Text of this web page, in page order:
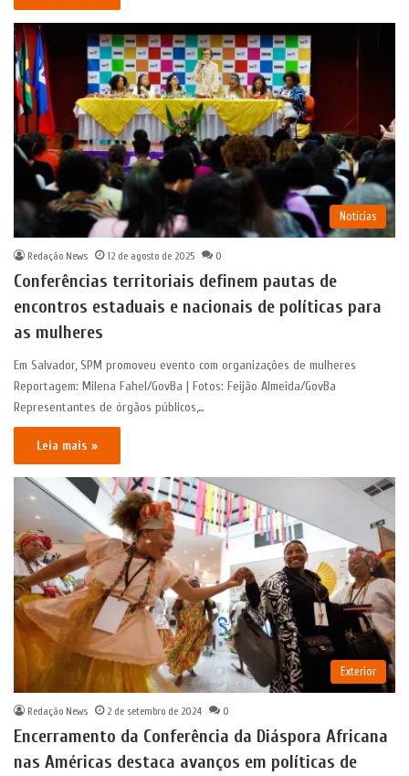
Notícias
Redação News 12 de agosto de 2025 0
Conferências territoriais definem pautas de
encontros estaduais e nacionais de políticas para
as mulheres
Em Salvador, SPM promoveu evento com organizações de mulheres
Reportagem: Milena Fahel/GovBa | Fotos: Feijão Almeida/GovBa
Representantes de órgãos públicos,…
Leia mais »
Exterior
Redação News 2 de setembro de 2024 0
Encerramento da Conferência da Diáspora Africana
nas Américas destaca avanços em políticas de